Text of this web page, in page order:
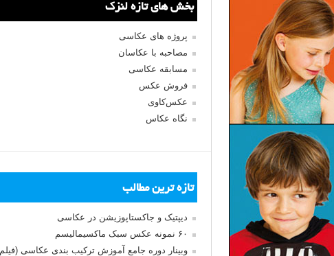
بخش های تازه لنزک
پروژه های عکاسی
مصاحبه با عکاسان
مسابقه عکاسی
فروش عکس
عکس‌کاوی
نگاه عکاس
تازه ترین مطالب
دیپتیک و جاکستا‌پوزیشن در عکاسی
۶۰ نمونه عکس سبک ماکسیمالیسم
وبینار دوره جامع آموزش ترکیب بندی عکاسی (فیلم